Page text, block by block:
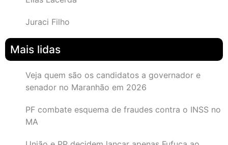
Juraci Filho
Mais lidas
Veja quem são os candidatos a governador e
senador no Maranhão em 2026
PF combate esquema de fraudes contra o INSS no
MA